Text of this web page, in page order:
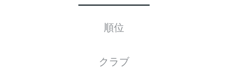
順位
クラブ
スターティングメンバー